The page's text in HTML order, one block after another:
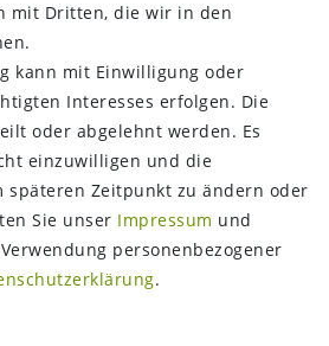
mit Dritten, die wir in den
kann mit Einwilligung oder
Interesses erfolgen. Die
oder abgelehnt werden. Es
einzuwilligen und die
späteren Zeitpunkt zu ändern oder
Sie unser Impressum und
personenbezogener
.